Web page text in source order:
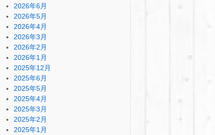
2026年6月
2026年5月
2026年4月
2026年3月
2026年2月
2026年1月
2025年12月
2025年6月
2025年5月
2025年4月
2025年3月
2025年2月
2025年1月